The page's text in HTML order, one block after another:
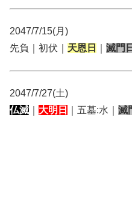
2047/7/15(月)
先負｜初伏｜ 天恩日 滅門日
2047/7/27(土)
仏滅
大明日 ｜五墓:水｜ 滅